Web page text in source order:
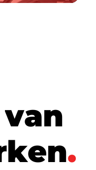
van
ken.